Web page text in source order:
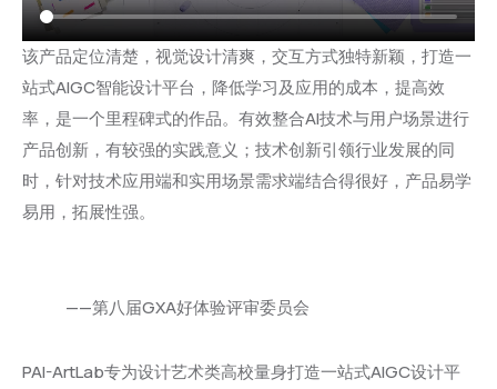
该产品定位清楚，视觉设计清爽，交互方式独特新颖，打造一
站式AIGC智能设计平台，降低学习及应用的成本，提高效
率，是一个里程碑式的作品。有效整合AI技术与用户场景进行
产品创新，有较强的实践意义；技术创新引领行业发展的同
时，针对技术应用端和实用场景需求端结合得很好，产品易学
易用，拓展性强。
——第八届GXA好体验评审委员会
PAI-ArtLab专为设计艺术类高校量身打造一站式AIGC设计平